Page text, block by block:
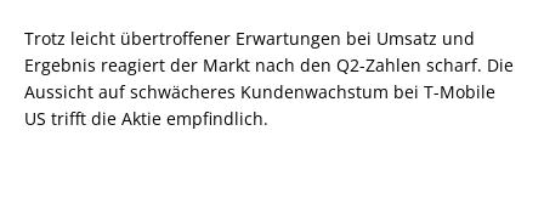
Trotz leicht übertroffener Erwartungen bei Umsatz und
Ergebnis reagiert der Markt nach den Q2-Zahlen scharf. Die
Aussicht auf schwächeres Kundenwachstum bei T-Mobile
US trifft die Aktie empfindlich.